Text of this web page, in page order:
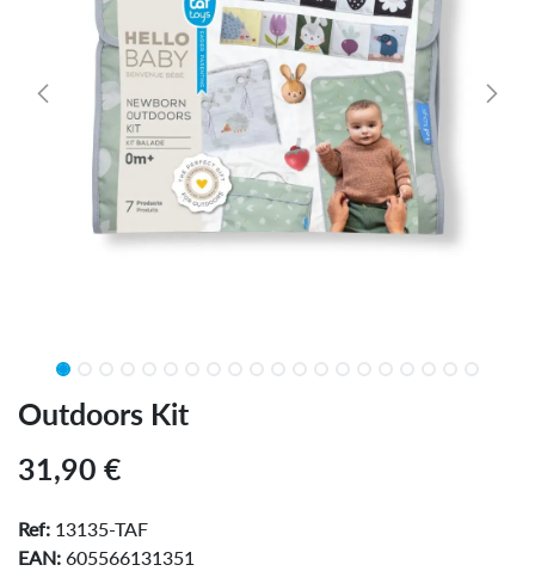
Outdoors Kit
31,90 €
Ref: 13135-TAF
EAN: 605566131351